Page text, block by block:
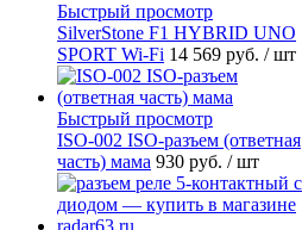
Быстрый просмотр
SilverStone F1 HYBRID UNO
SPORT Wi-Fi 14 569 руб. / шт
Быстрый просмотр
ISO-002 ISO-разъем (ответная
часть) мама 930 руб. / шт